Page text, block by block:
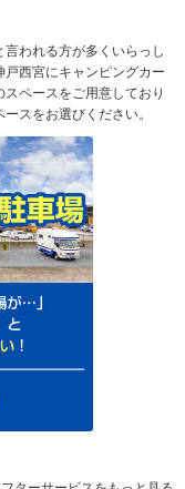
われる方が多くいらっし
西宮にキャンピングカー
ペースをご用意しており
スをお選びください。